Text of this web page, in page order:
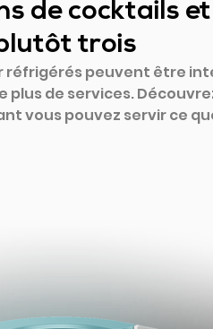
de cocktails
trois
réfrigérés peuvent être
de services.
vous pouvez servir ce